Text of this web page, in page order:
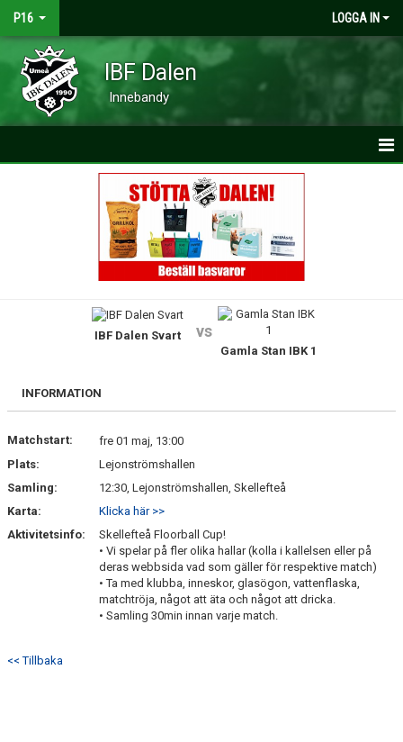
P16 LOGGA IN
IBF Dalen
Innebandy
DOKUMENT
IBF Dalen Svart vs
Gamla Stan IBK 1
INFORMATION
Matchstart:
fre 01 maj, 13:00
Plats:
Lejonströmshallen
Samling:
12:30, Lejonströmshallen, Skellefteå
Karta:
Klicka här >>
Aktivitetsinfo:
Skellefteå Floorball Cup!
• Vi spelar på fler olika hallar (kolla i kallelsen eller på
deras webbsida vad som gäller för respektive match)
• Ta med klubba, inneskor, glasögon, vattenflaska,
matchtröja, något att äta och något att dricka.
• Samling 30min innan varje match.
<< Tillbaka